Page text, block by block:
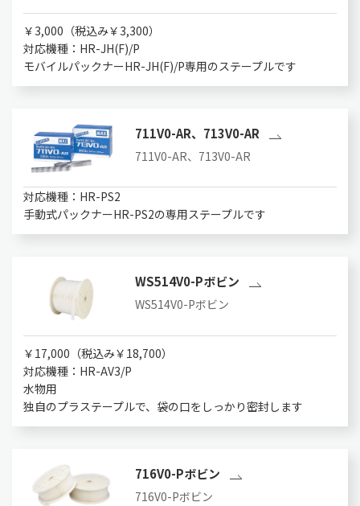
￥3,000（税込み￥3,300）
対応機種：HR-JH(F)/P
モバイルパックナーHR-JH(F)/P専用のステープルです
711V0-AR、713V0-AR
711V0-AR、713V0-AR
対応機種：HR-PS2
手動式パックナーHR-PS2の専用ステープルです
WS514V0-Pボビン
WS514V0-Pボビン
￥17,000（税込み￥18,700）
対応機種：HR-AV3/P
水物用
独自のプラステープルで、袋の口をしっかり密封します
716V0-Pボビン
716V0-Pボビン